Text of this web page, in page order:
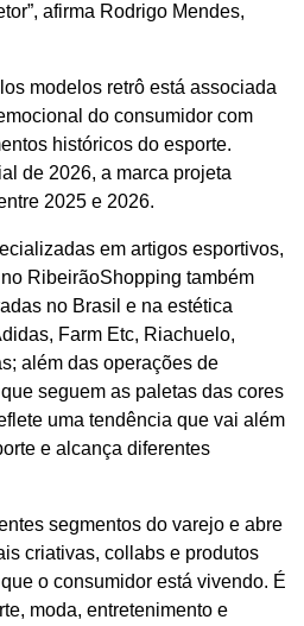
afirma Rodrigo Mendes,
modelos retrô está associada
do consumidor com
históricos do esporte.
de 2026, a marca projeta
2025 e 2026.
em artigos esportivos,
RibeirãoShopping também
no Brasil e na estética
Farm Etc, Riachuelo,
além das operações de
seguem as paletas das cores
uma tendência que vai além
e alcança diferentes
segmentos do varejo e abre
criativas, collabs e produtos
o consumidor está vivendo. É
moda, entretenimento e